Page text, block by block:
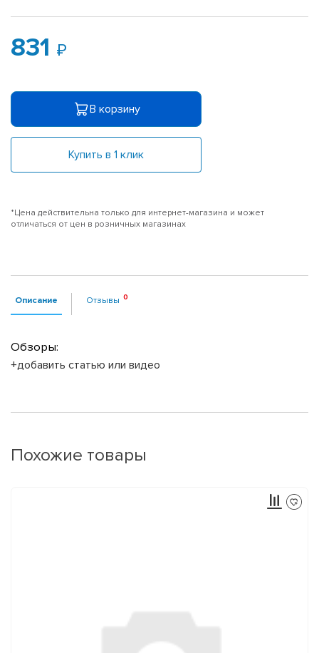
831
В корзину
Купить в 1 клик
*Цена действительна только для интернет-магазина и может
отличаться от цен в розничных магазинах
Описание Отзывы
Обзоры:
+добавить статью или видео
Похожие товары